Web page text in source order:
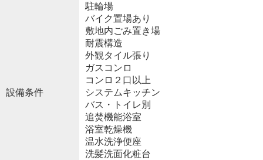
設備条件
駐輪場
バイク置場あり
敷地内ごみ置き場
耐震構造
外観タイル張り
ガスコンロ
コンロ２口以上
システムキッチン
バス・トイレ別
追焚機能浴室
浴室乾燥機
温水洗浄便座
洗髪洗面化粧台